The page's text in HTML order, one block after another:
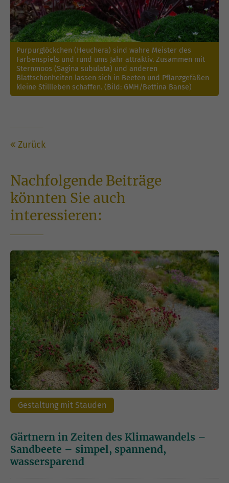
Purpurglöckchen (Heuchera) sind wahre Meister des
Farbenspiels und rund ums Jahr attraktiv. Zusammen mit
Sternmoos (Sagina subulata) und anderen
Blattschönheiten lassen sich in Beeten und Pflanzgefäßen
kleine Stillleben schaffen. (Bild: GMH/Bettina Banse)
Zurück
Nachfolgende Beiträge
könnten Sie auch
interessieren:
Gestaltung mit Stauden
Gärtnern in Zeiten des Klimawandels –
Sandbeete – simpel, spannend,
wassersparend